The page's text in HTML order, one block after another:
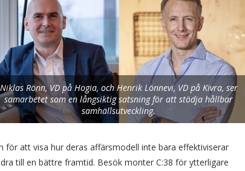
Niklas Rönn, VD på Hogia, och Henrik Lönnevi, VD på Kivra, ser
samarbetet som en långsiktig satsning för att stödja hållbar
samhällsutveckling.
för att visa hur deras affärsmodell inte bara effektiviserar
till en bättre framtid. Besök monter C:38 för ytterligare